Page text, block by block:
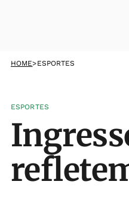
HOME>ESPORTES
ESPORTES